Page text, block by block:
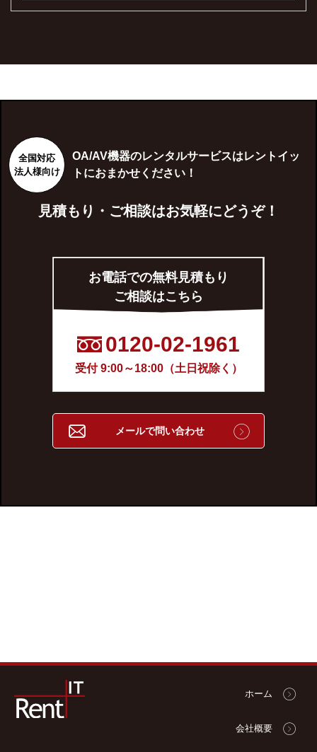
全国対応
法人様向け
OA/AV機器のレンタルサービスはレントイッ
トにおまかせください！
見積もり・ご相談はお気軽にどうぞ！
お電話での無料見積もり
ご相談はこちら
0120-02-1961
受付 9:00～18:00（土日祝除く）
メールで問い合わせ
ホーム
会社概要